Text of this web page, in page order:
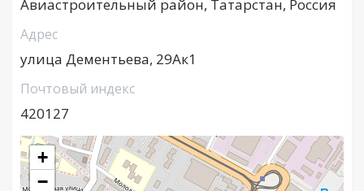
Авиастроительный район, Татарстан, Россия
Адрес
улица Дементьева, 29Ак1
Почтовый индекс
420127
+
−